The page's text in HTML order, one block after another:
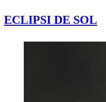
ECLIPSI DE SOL